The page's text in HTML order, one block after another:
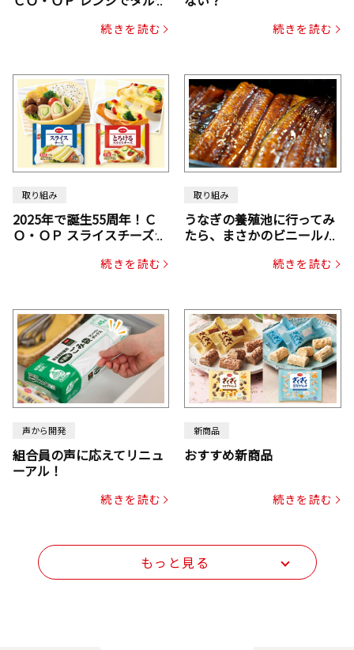
続きを読む 続きを読む
取り組み
2025年で誕生55周年！Ｃ
Ｏ・ＯＰ スライスチーズシ
続きを読む
取り組み
うなぎの養殖池に行ってみ
たら、まさかのビニールハ
続きを読む
声から開発
組合員の声に応えてリニュ
ーアル！
続きを読む
新商品
おすすめ新商品
続きを読む
もっと見る